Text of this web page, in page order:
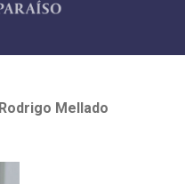
Rodrigo Mellado